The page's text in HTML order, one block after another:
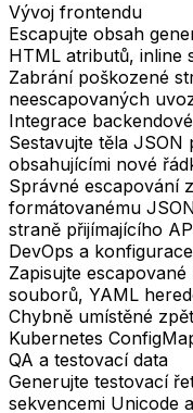
Vývoj frontendu
Escapujte obsah
HTML atributů, inline
Zabrání poškozené
neescapovaných
Integrace
Sestavujte těla
obsahujícími nové
Správné escapování
formátovanému
straně přijímajícího
DevOps a konfigurace
Zapisujte
souborů, YAML
Chybně umístěné
Kubernetes
QA a testovací data
Generujte testovací
sekvencemi Unicode